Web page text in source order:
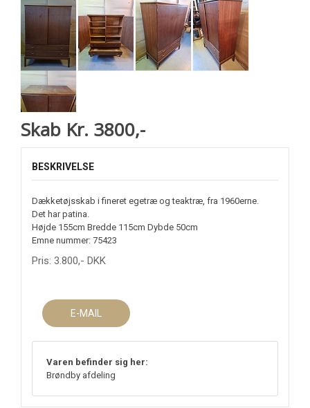
Skab Kr. 3800,-
BESKRIVELSE
Dækketøjsskab i fineret egetræ og teaktræ, fra 1960erne.
Det har patina.
Højde 155cm Bredde 115cm Dybde 50cm
Emne nummer: 75423
Pris: 3.800,- DKK
E-MAIL
Varen befinder sig her:
Brøndby afdeling